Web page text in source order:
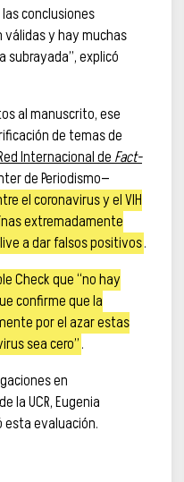
conclusiones
y hay muchas
subrayada”, explicó
al manuscrito, ese
de temas de
Internacional deFact-
de Periodismo—
el coronavirus y el VIH
extremadamente
a dar falsos positivos.
Check que “no hay
confirme que la
por el azar estas
sea cero”.
en
la UCR, Eugenia
esta evaluación.